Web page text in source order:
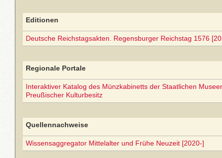
Editionen
Deutsche Reichstagsakten. Regensburger Reichstag 1576
Regionale Portale
Interaktiver Katalog des Münzkabinetts der Staatlichen
Preußischer Kulturbesitz
Quellennachweise
Wissensaggregator Mittelalter und Frühe Neuzeit [2020-]